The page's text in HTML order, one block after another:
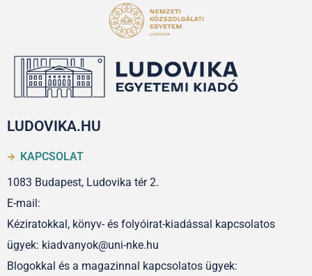
LUDOVIKA.HU
KAPCSOLAT
1083 Budapest, Ludovika tér 2.
E-mail:
Kéziratokkal, könyv- és folyóirat-kiadással kapcsolatos
ügyek: kiadvanyok@uni-nke.hu
Blogokkal és a magazinnal kapcsolatos ügyek: